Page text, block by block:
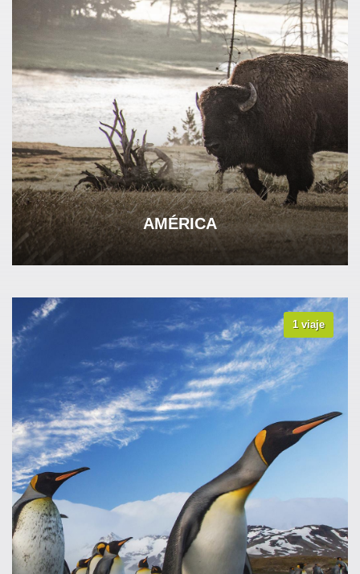
AMÉRICA
VER TODOS LOS VIAJES
1 viaje